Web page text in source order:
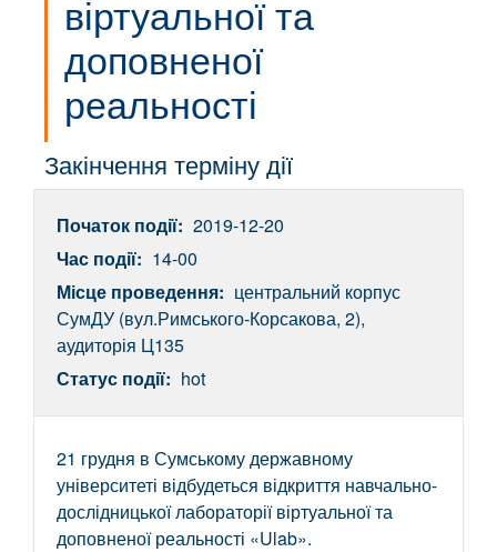
віртуальної та
доповненої
реальності
Закінчення терміну дії
Початок події: 2019-12-20
Час події: 14-00
Місце проведення: центральний корпус
СумДУ (вул.Римського-Корсакова, 2),
аудиторія Ц135
Статус події: hot
21 грудня в Сумському державному
університеті відбудеться відкриття навчально-
дослідницької лабораторії віртуальної та
доповненої реальності «Ulab».